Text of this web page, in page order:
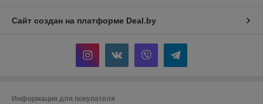
Сайт создан на платформе Deal.by
Информация для покупателя